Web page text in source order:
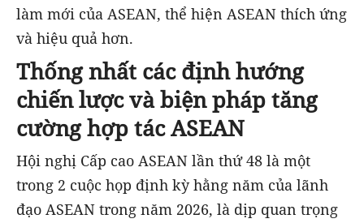
làm mới của ASEAN, thể hiện ASEAN thích ứng
và hiệu quả hơn.
Thống nhất các định hướng
chiến lược và biện pháp tăng
cường hợp tác ASEAN
Hội nghị Cấp cao ASEAN lần thứ 48 là một
trong 2 cuộc họp định kỳ hằng năm của lãnh
đạo ASEAN trong năm 2026, là dịp quan trọng